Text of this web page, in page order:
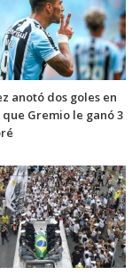
anotó dos goles en
Gremio le ganó 3